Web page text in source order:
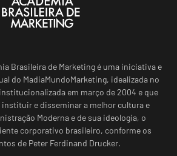
Brasileira de Marketing é uma iniciativa e
do MadiaMundoMarketing, idealizada no
em março de 2004 e que
e disseminar a melhor cultura e
Moderna e de sua ideologia, o
corporativo brasileiro, conforme os
de Peter Ferdinand Drucker.